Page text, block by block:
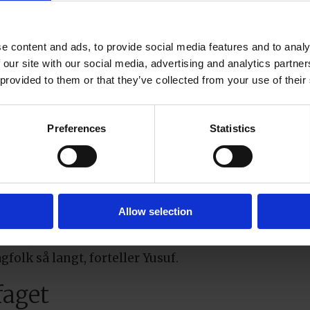
content and ads, to provide social media features and to
site with our social media, advertising and analytics
to them or that they’ve collected from your use of
Preferences Statistics
Allow selection
men vanlig ungdom som jobber for å få
man må være interessert i, og villig til å
jobben. Dermed får lærlingene mer enn
mennesker.
langt hatt fire lærlinger. Tre har tatt
av grunnverdiene til Asker Produkter og min
og trodd på, så vil de lære seg arbeidet. Så hos
så langt, forteller Yusuf.